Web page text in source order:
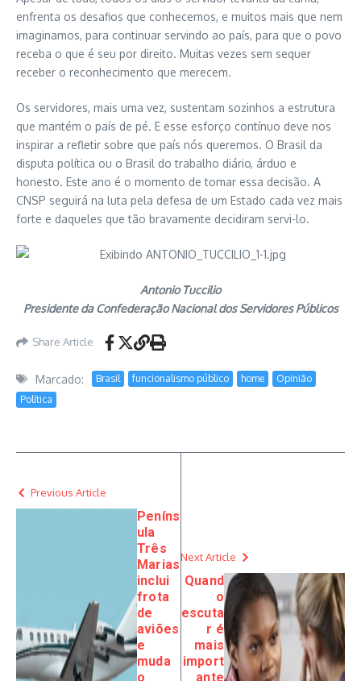
enfrenta os desafios que conhecemos, e muitos mais que nem
imaginamos, para continuar servindo ao país, para que o povo
receba o que é seu por direito. Muitas vezes sem sequer
receber o reconhecimento que merecem.
Os servidores, mais uma vez, sustentam sozinhos a estrutura
que mantém o país de pé. E esse esforço contínuo deve nos
inspirar a refletir sobre que país nós queremos. O Brasil da
disputa política ou o Brasil do trabalho diário, árduo e
honesto. Este ano é o momento de tomar essa decisão. A
CNSP seguirá na luta pela defesa de um Estado cada vez mais
forte e daqueles que tão bravamente decidiram servi-lo.
Antonio Tuccilio
Presidente da Confederação Nacional dos Servidores Públicos
Share Article
Marcado: Brasil funcionalismo público home
Opinião
Política
Previous Article
Peníns
ula
Três
Marias
inclui
frota
de
aviões
e
muda
o
Next Article
Quand
o
escuta
r é
mais
import
ante